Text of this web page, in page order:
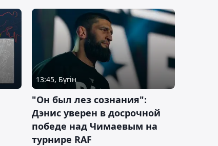
13:45, Бүгін
"Он был лез сознания":
Дэнис уверен в досрочной
победе над Чимаевым на
турнире RAF